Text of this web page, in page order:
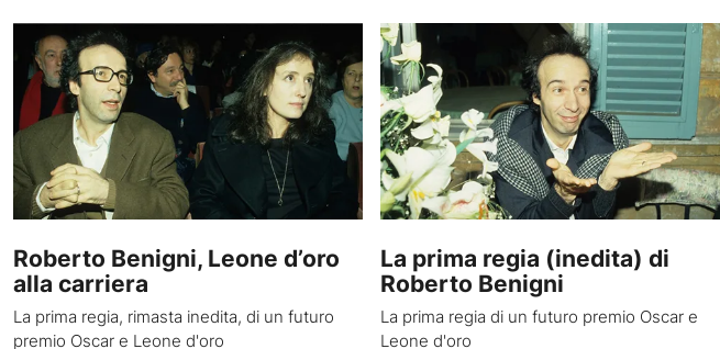
Roberto Benigni, Leone d’oro
alla carriera
La prima regia, rimasta inedita, di un futuro
premio Oscar e Leone d'oro
La prima regia (inedita) di
Roberto Benigni
La prima regia di un futuro premio Oscar e
Leone d'oro